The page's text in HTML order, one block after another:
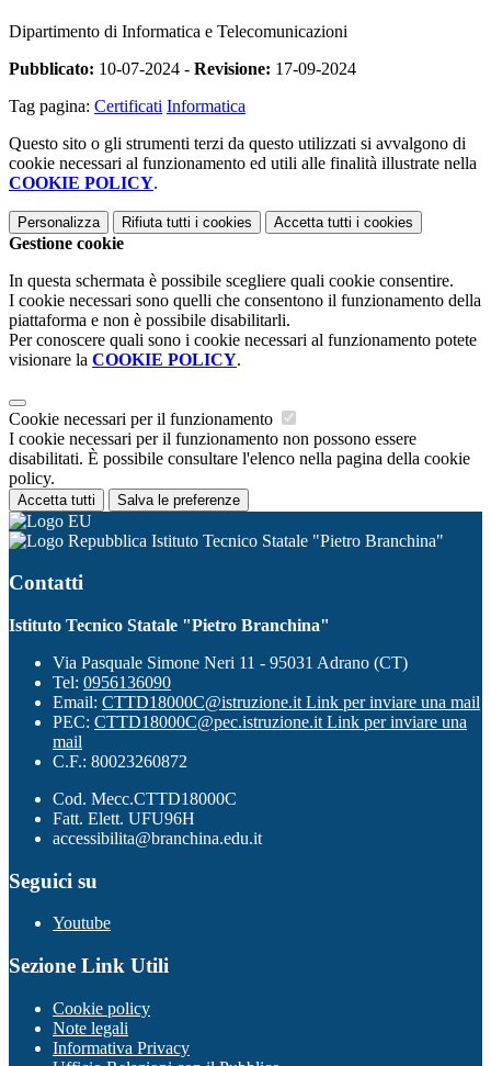
Dipartimento di Informatica e Telecomunicazioni
Pubblicato: 10-07-2024 - Revisione: 17-09-2024
Tag pagina: Certificati Informatica
Questo sito o gli strumenti terzi da questo utilizzati si avvalgono di
cookie necessari al funzionamento ed utili alle finalità illustrate nella
COOKIE POLICY.
Personalizza Rifiuta tutti i cookies Accetta tutti i cookies
Gestione cookie
In questa schermata è possibile scegliere quali cookie consentire.
I cookie necessari sono quelli che consentono il funzionamento della
piattaforma e non è possibile disabilitarli.
Per conoscere quali sono i cookie necessari al funzionamento potete
visionare la COOKIE POLICY.
Cookie necessari per il funzionamento
I cookie necessari per il funzionamento non possono essere
disabilitati. È possibile consultare l'elenco nella pagina della cookie
policy.
Accetta tutti Salva le preferenze
Istituto Tecnico Statale "Pietro Branchina"
Contatti
Istituto Tecnico Statale "Pietro Branchina"
Via Pasquale Simone Neri 11 - 95031 Adrano (CT)
Tel: 0956136090
Email: CTTD18000C@istruzione.it Link per inviare una mail
PEC: CTTD18000C@pec.istruzione.it Link per inviare una
mail
C.F.: 80023260872
Cod. Mecc.CTTD18000C
Fatt. Elett. UFU96H
accessibilita@branchina.edu.it
Seguici su
Youtube
Sezione Link Utili
Cookie policy
Note legali
Informativa Privacy